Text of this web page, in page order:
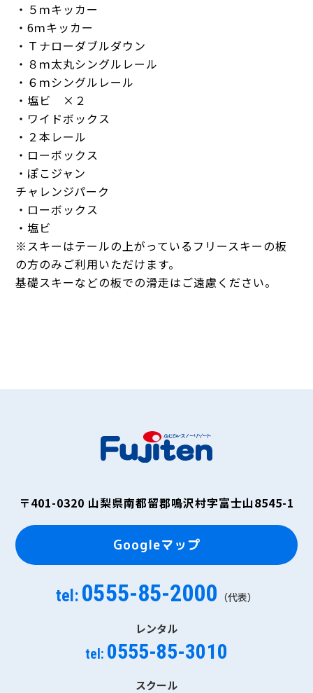
・５ｍキッカー
・6ｍキッカー
・Ｔナローダブルダウン
・８ｍ太丸シングルレール
・６ｍシングルレール
・塩ビ ×２
・ワイドボックス
・２本レール
・ローボックス
・ぽこジャン
チャレンジパーク
・ローボックス
・塩ビ
※スキーはテールの上がっているフリースキーの板
の方のみご利用いただけます。
基礎スキーなどの板での滑走はご遠慮ください。
〒401-0320 山梨県南都留郡鳴沢村字富士山8545-1
Googleマップ
tel: 0555-85-2000 （代表）
レンタル
tel: 0555-85-3010
スクール